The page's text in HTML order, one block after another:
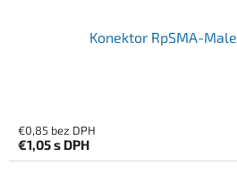
Konektor RpSMA-
€0,85 bez DPH
€1,05s DPH